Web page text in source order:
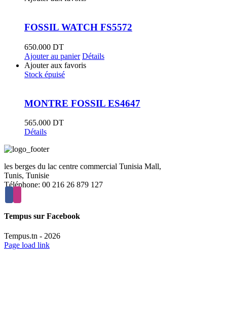
FOSSIL WATCH FS5572
650.000 DT
Ajouter au panier Détails
Ajouter aux favoris
Stock épuisé
MONTRE FOSSIL ES4647
565.000 DT
Détails
les berges du lac centre commercial Tunisia Mall,
Tunis, Tunisie
Téléphone: 00 216 26 879 127
Tempus sur Facebook
Tempus.tn - 2026
Page load link